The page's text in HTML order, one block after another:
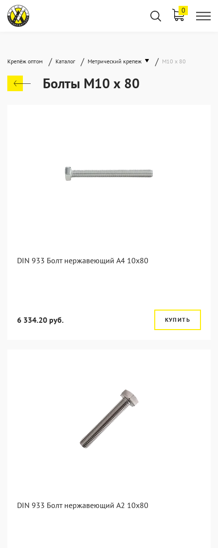
0
Крепёж оптом / Каталог / Метрический крепеж / М10 х 80
Болты М10 х 80
DIN 933 Болт нержавеющий А4 10х80
6 334.20 руб. КУПИТЬ
DIN 933 Болт нержавеющий А2 10х80